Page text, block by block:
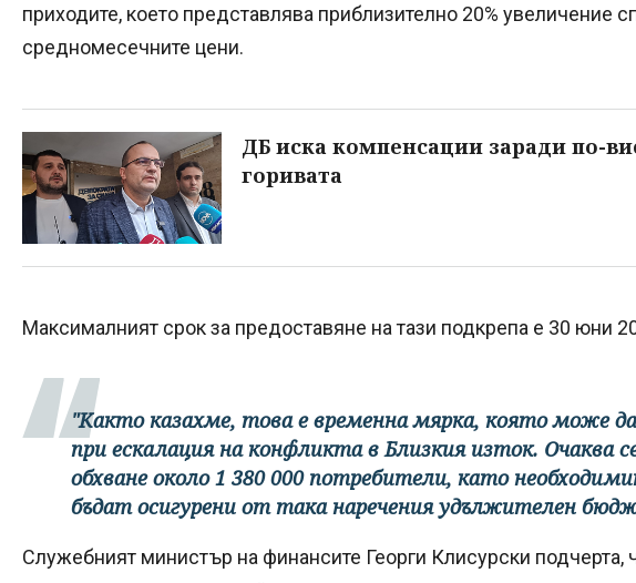
приходите, което представлява приблизително 20% увеличение
средномесечните цени.
ДБ иска компенсации заради по-
горивата
Максималният срок за предоставяне на тази подкрепа е 30 юни
"Както казахме, това е временна мярка, която може
при ескалация на конфликта в Близкия изток. Очаква
обхване около 1 380 000 потребители, като
бъдат осигурени от така наречения удължителен
Служебният министър на финансите Георги Клисурски подчерта,